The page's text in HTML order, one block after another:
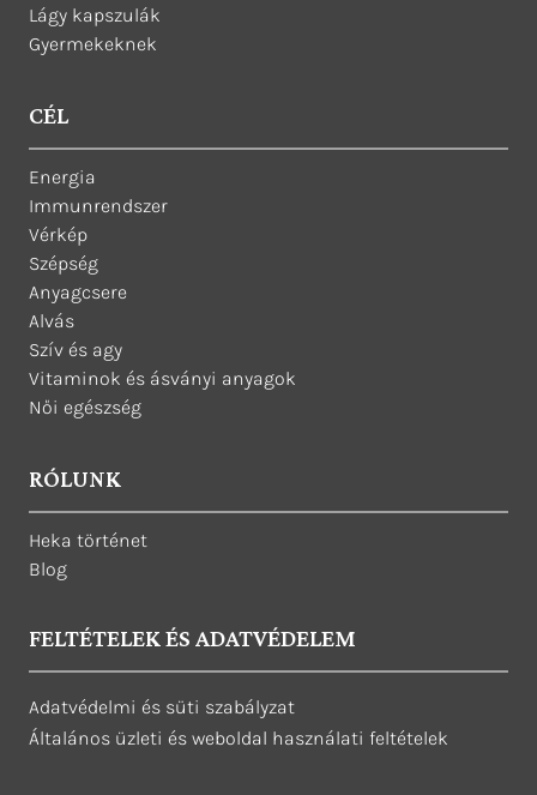
Lágy kapszulák
Gyermekeknek
CÉL
Energia
Immunrendszer
Vérkép
Szépség
Anyagcsere
Alvás
Szív és agy
Vitaminok és ásványi anyagok
Női egészség
RÓLUNK
Heka történet
Blog
FELTÉTELEK ÉS ADATVÉDELEM
Adatvédelmi és süti szabályzat
Általános üzleti és weboldal használati feltételek